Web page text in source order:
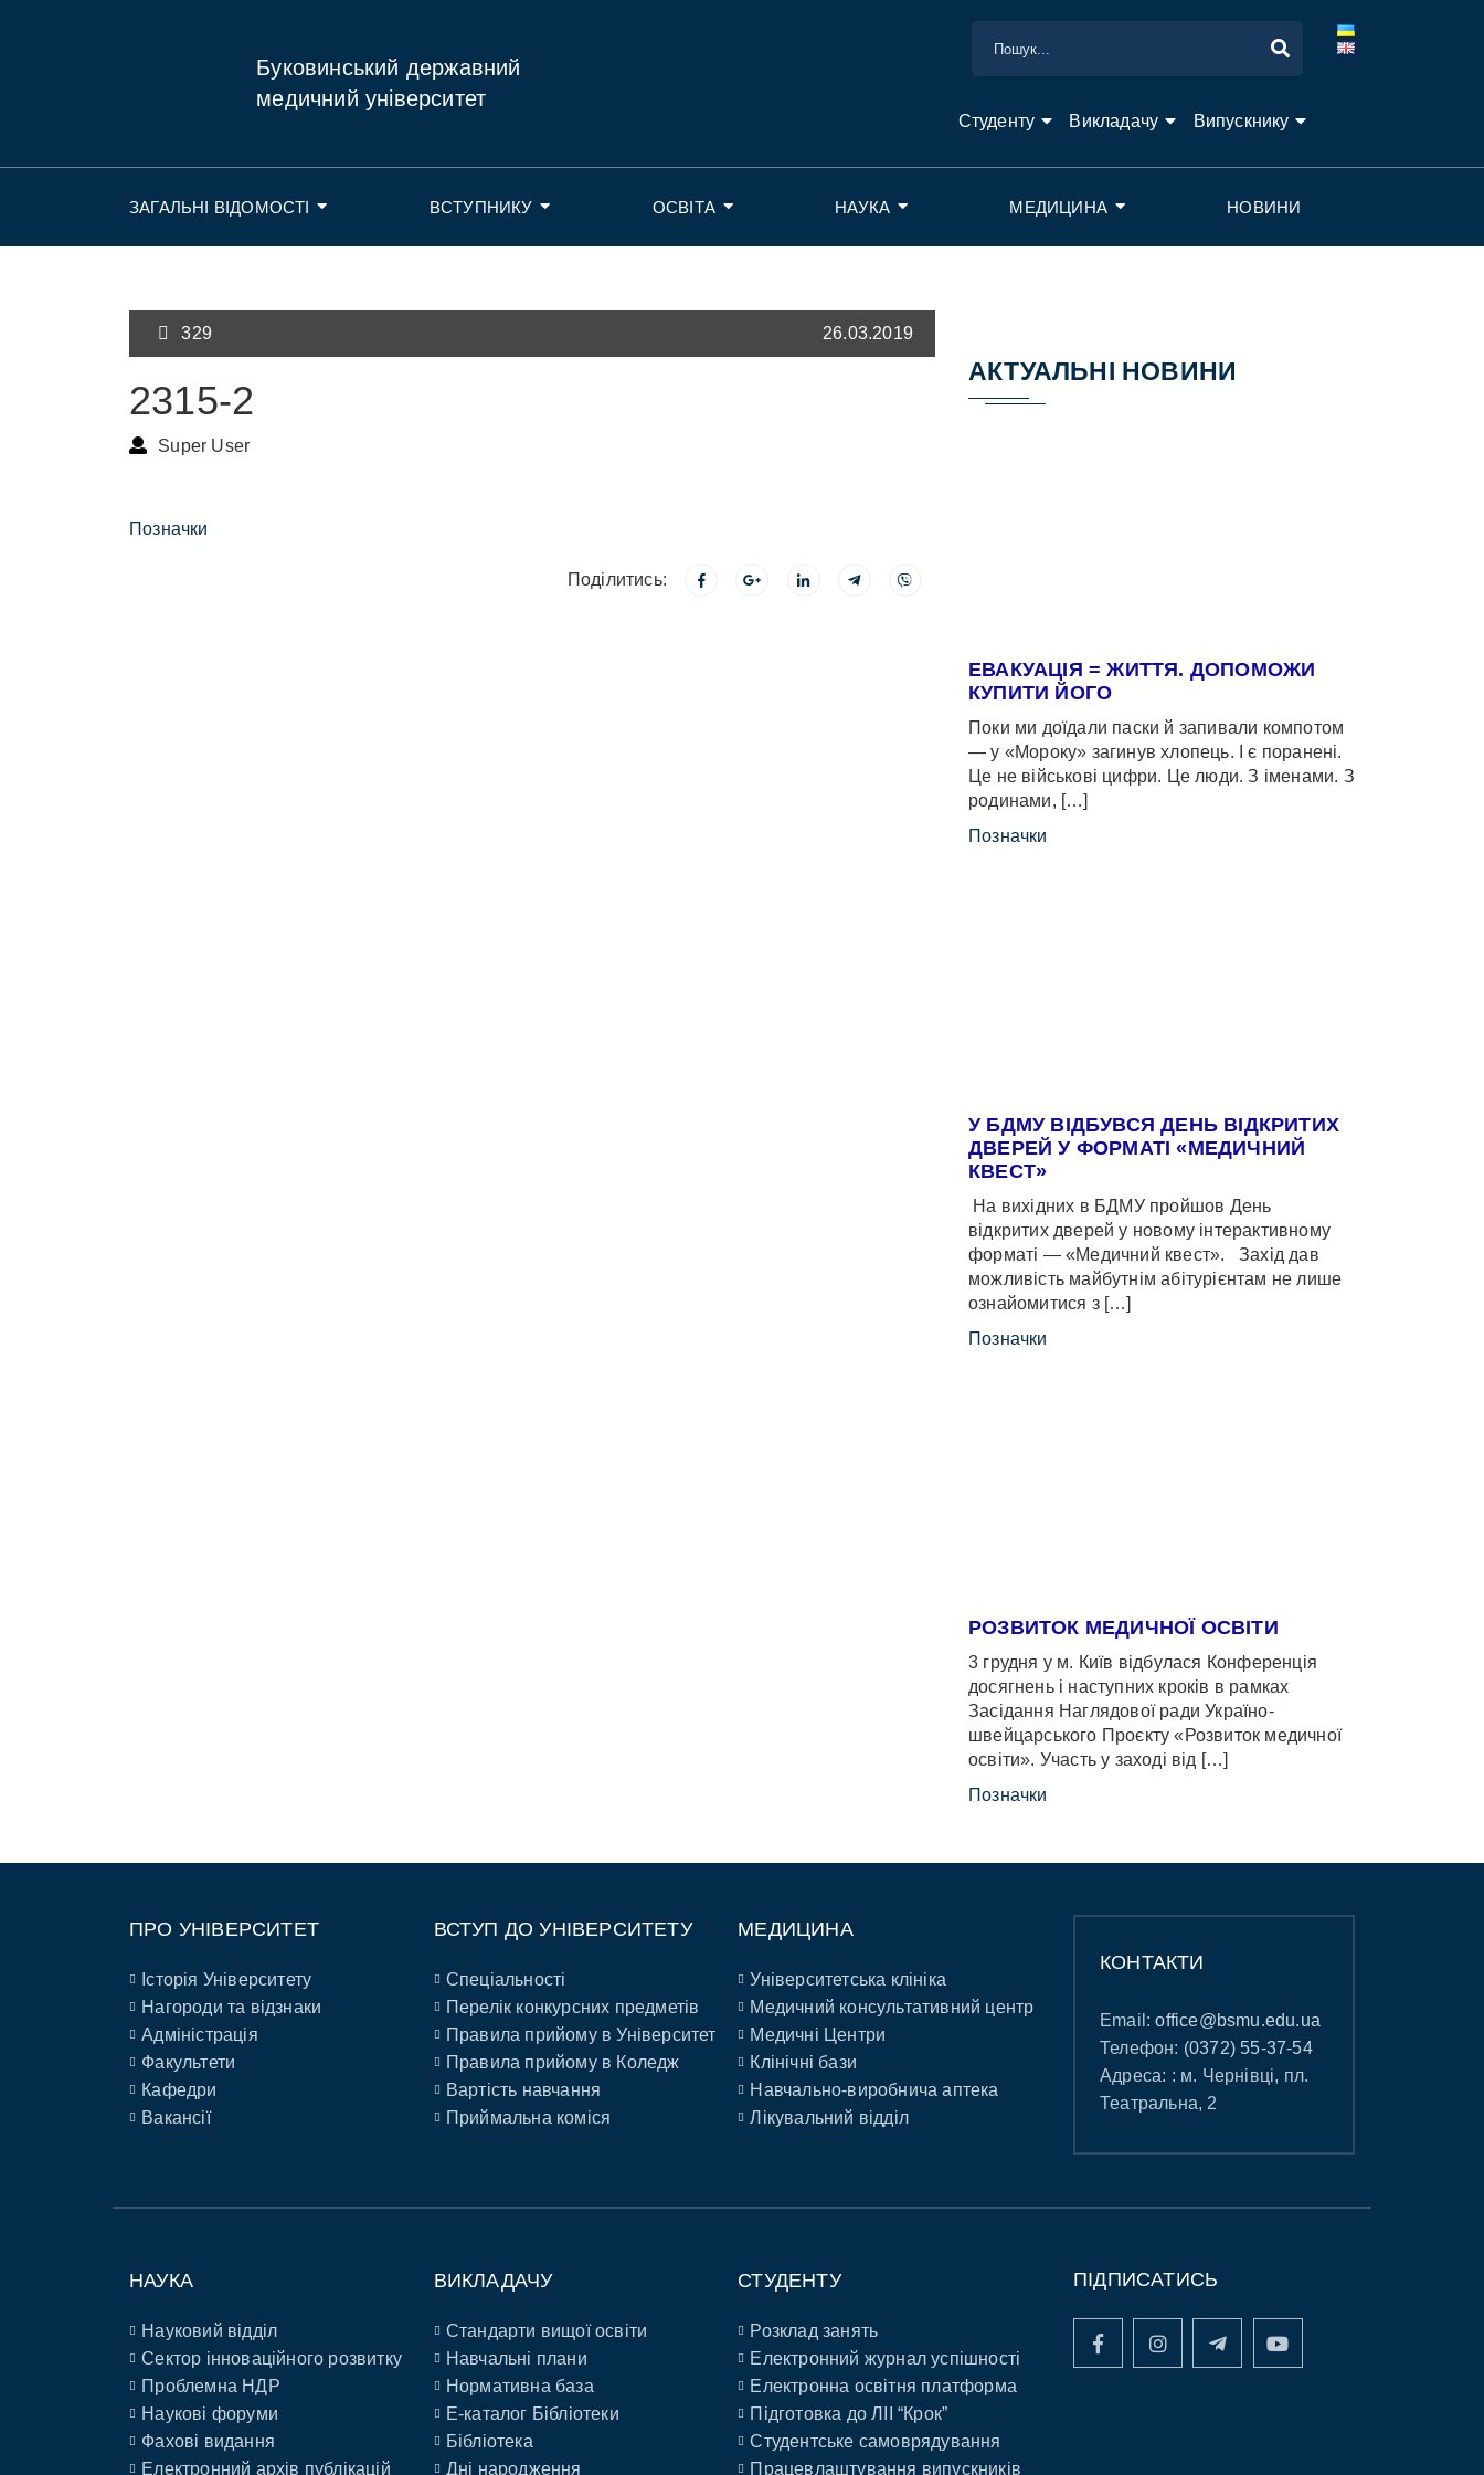
Буковинський державний
медичний університет
Студенту Викладачу Випускнику
ЗАГАЛЬНІ ВІДОМОСТІ ВСТУПНИКУ ОСВІТА НАУКА МЕДИЦИНА НОВИНИ
329 26.03.2019
2315-2
Super User
Позначки
Поділитись:
АКТУАЛЬНІ НОВИНИ
ЕВАКУАЦІЯ = ЖИТТЯ. ДОПОМОЖИ
КУПИТИ ЙОГО
Поки ми доїдали паски й запивали компотом
— у «Мороку» загинув хлопець. І є поранені.
Це не військові цифри. Це люди. З іменами. З
родинами, […]
Позначки
У БДМУ ВІДБУВСЯ ДЕНЬ ВІДКРИТИХ
ДВЕРЕЙ У ФОРМАТІ «МЕДИЧНИЙ
КВЕСТ»
На вихідних в БДМУ пройшов День
відкритих дверей у новому інтерактивному
форматі — «Медичний квест». Захід дав
можливість майбутнім абітурієнтам не лише
ознайомитися з […]
Позначки
РОЗВИТОК МЕДИЧНОЇ ОСВІТИ
3 грудня у м. Київ відбулася Конференція
досягнень і наступних кроків в рамках
Засідання Наглядової ради Україно-
швейцарського Проєкту «Розвиток медичної
освіти». Участь у заході від […]
Позначки
ПРО УНІВЕРСИТЕТ
Історія Університету
Нагороди та відзнаки
Адміністрація
Факультети
Кафедри
Вакансії
ВСТУП ДО УНІВЕРСИТЕТУ
Спеціальності
Перелік конкурсних предметів
Правила прийому в Університет
Правила прийому в Коледж
Вартість навчання
Приймальна коміся
МЕДИЦИНА
Університетська клініка
Медичний консультативний центр
Медичні Центри
Клінічні бази
Навчально-виробнича аптека
Лікувальний відділ
КОНТАКТИ
Email:office@bsmu.edu.ua
Телефон: (0372) 55-37-54
Адреса: : м. Чернівці, пл.
Театральна, 2
НАУКА
Науковий відділ
Сектор інноваційного розвитку
Проблемна НДР
Наукові форуми
Фахові видання
Електронний архів публікацій
ВИКЛАДАЧУ
Стандарти вищої освіти
Навчальні плани
Нормативна база
E-каталог Бібліотеки
Бібліотека
Дні народження
СТУДЕНТУ
Розклад занять
Електронний журнал успішності
Електронна освітня платформа
Підготовка до ЛІІ “Крок”
Студентське самоврядування
Працевлаштування випускників
ПІДПИСАТИСЬ